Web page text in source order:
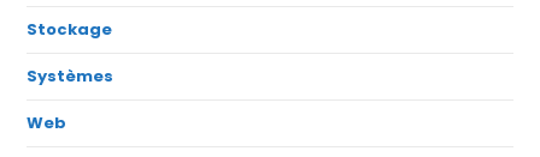
Stockage
Systèmes
Web